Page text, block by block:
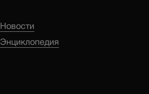
Новости
Энциклопедия